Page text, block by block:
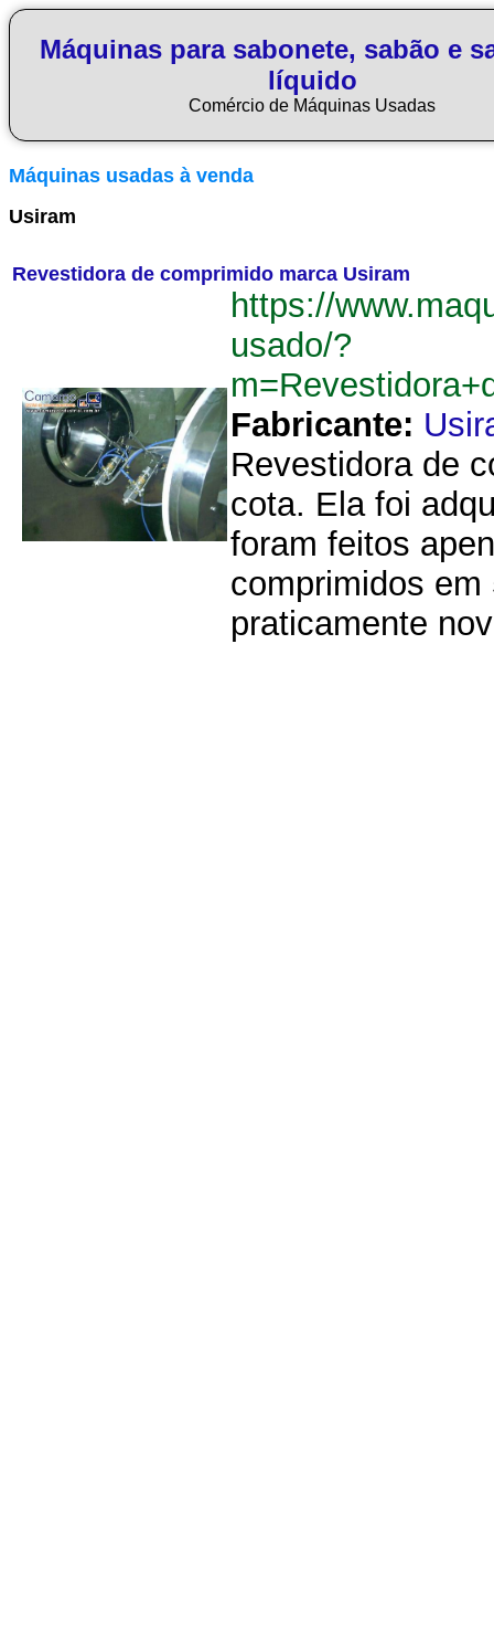
Máquinas para sabonete, sabão e
líquido
Comércio de Máquinas Usadas
Máquinas usadas à venda
Usiram
Revestidora de comprimido marca Usiram
https://
usado/?
Fabricante:
Revestidora de
cota. Ela foi
foram feitos
comprimidos
praticamente